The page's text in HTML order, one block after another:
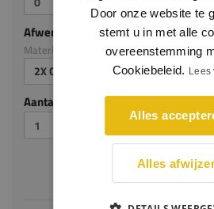
Afwerking
Materiaal: MDF v313
2X GEGROND
Aantal stuks
Door onze website te
stemt u in met alle
overeenstemming
Cookiebeleid. Lees
Alles
Alles